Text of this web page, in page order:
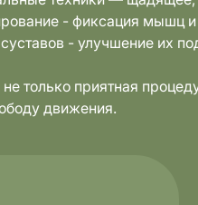
- фиксация мышц
- улучшение их
только приятная
движения.